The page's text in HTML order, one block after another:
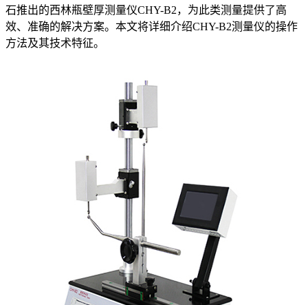
石推出的西林瓶壁厚测量仪CHY-B2，为此类测量提供了高
效、准确的解决方案。本文将详细介绍CHY-B2测量仪的操作
方法及其技术特征。